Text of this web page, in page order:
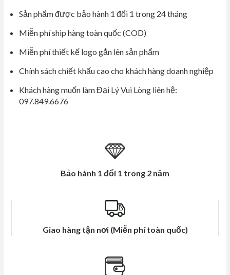
Sản phẩm được bảo hành 1 đổi 1 trong 24 tháng
Miễn phí ship hàng toàn quốc (COD)
Miễn phí thiết kế logo gắn lên sản phẩm
Chính sách chiết khấu cao cho khách hàng doanh nghiệp
Khách hàng muốn làm Đại Lý Vui Lòng liên hệ:
097.849.6676
Bảo hành 1 đổi 1 trong 2 năm
Giao hàng tận nơi (Miễn phí toàn quốc)